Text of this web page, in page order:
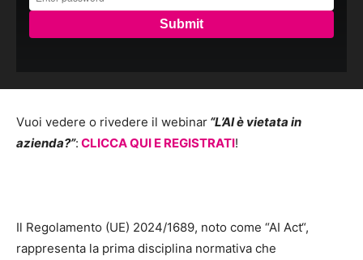
Vuoi vedere o rivedere il webinar “L’AI è vietata in
azienda?”: CLICCA QUI E REGISTRATI!
Il Regolamento (UE) 2024/1689, noto come “AI Act“,
rappresenta la prima disciplina normativa che